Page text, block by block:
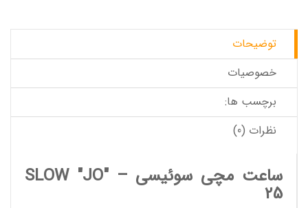
توضیحات
خصوصیات
برچسب ها:
نظرات (0)
ساعت مچی سوئیسی SLOW "JO" –
25